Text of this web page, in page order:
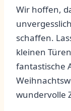
Wir‌ hoffen,⁢
schaffen.
kleinen
‌fantastische
wundervolle